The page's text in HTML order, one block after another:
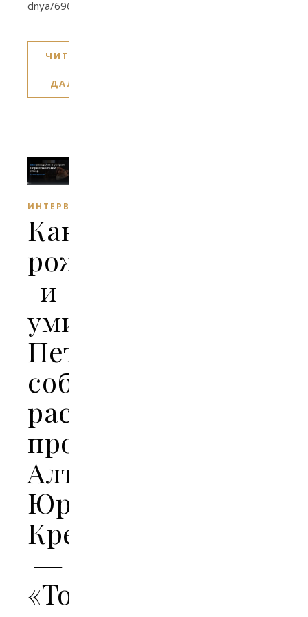
dnya/696275
ЧИТАТЬ
ДАЛЕЕ
ИНТЕРВЬЮ
Как
рождался
и
умирал
Петропавловский
собор,
рассказал
профессор
АлтГУ
Юрий
Крейдун
―
«Толк»